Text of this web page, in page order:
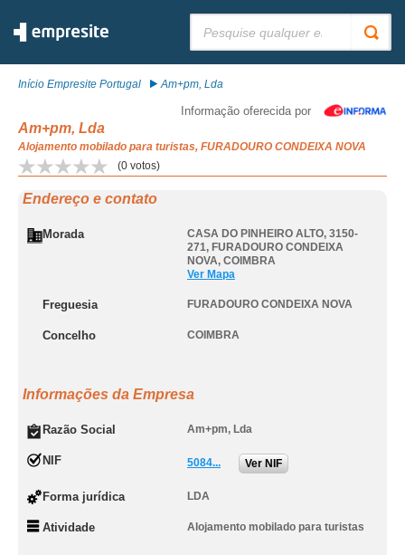
Início Empresite Portugal Am+pm, Lda
Informação oferecida por
Am+pm, Lda
Alojamento mobilado para turistas, FURADOURO CONDEIXA NOVA
(0 votos)
Endereço e contato
Morada
CASA DO PINHEIRO ALTO, 3150-
271, FURADOURO CONDEIXA
NOVA, COIMBRA
Ver Mapa
Freguesia FURADOURO CONDEIXA NOVA
Concelho COIMBRA
Informações da Empresa
Razão Social Am+pm, Lda
NIF 5084... Ver NIF
Forma jurídica LDA
Atividade Alojamento mobilado para turistas